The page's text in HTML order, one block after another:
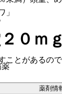
ことがあるの
」
０ｍ
薬
薬剤情